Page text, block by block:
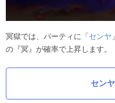
冥獄では、パーティに「 センヤ
の『冥』が確率で上昇します。
セン